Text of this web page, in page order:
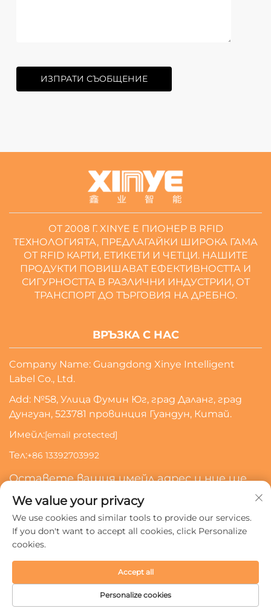
ИЗПРАТИ СЪОБЩЕНИЕ
ОТ 2008 Г. XINYE Е ПИОНЕР В RFID
ТЕХНОЛОГИЯТА, ПРЕДЛАГАЙКИ ШИРОКА ГАМА
ОТ RFID КАРТИ, ЕТИКЕТИ И ЧЕТЦИ. НАШИТЕ
ПРОДУКТИ ПОВИШАВАТ ЕФЕКТИВНОСТТА И
СИГУРНОСТТА В РАЗЛИЧНИ ИНДУСТРИИ, ОТ
ТРАНСПОРТ ДО ТЪРГОВИЯ НА ДРЕБНО.
ВРЪЗКА С НАС
Company Name: Guangdong Xinye Intelligent
Label Co., Ltd.
Add: №58, Улица Фумин Юг, град Даланг, град
Дунгуан, 523781 провинция Гуандун, Китай.
Имейл:[email protected]
Тел:+86 13392703992
Оставете вашия имейл адрес и ние ще
се свържем с вас
Абонирай Се
Политика за поверителност
We value your privacy
We use cookies and similar tools to provide our services.
If you don't want to accept all cookies, click Personalize
cookies.
Personalize cookies
Accept all